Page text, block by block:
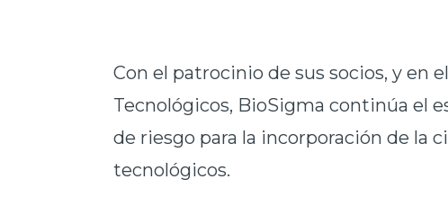
Con el patrocinio de sus socios, y en
Tecnológicos, BioSigma continúa el
de riesgo para la incorporación de la
tecnológicos.